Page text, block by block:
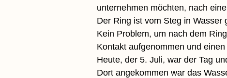
unternehmen möchten, nach
Der Ring ist vom Steg in Wasser
Kein Problem, um nach dem
Kontakt aufgenommen und
Heute, der 5. Juli, war der Tag
Dort angekommen war das